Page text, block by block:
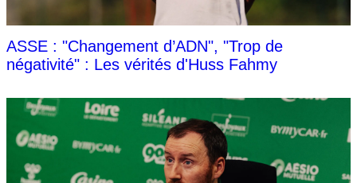
ASSE : "Changement d’ADN", "Trop de
négativité" : Les vérités d'Huss Fahmy